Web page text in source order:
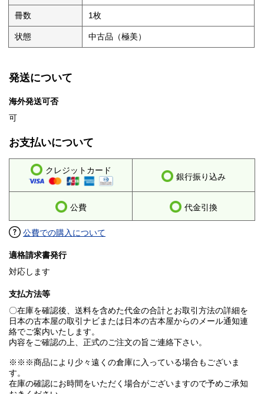
冊数 1枚
状態 中古品（極美）
発送について
海外発送可否
可
お支払いについて
クレジットカード
銀行振り込み
公費 代金引換
公費での購入について
適格請求書発行
対応します
支払方法等
〇在庫を確認後、送料を含めた代金の合計とお取引方法の詳細を
日本の古本屋の取引ナビまたは日本の古本屋からのメール通知連
絡でご案内いたします。
内容をご確認の上、正式のご注文の旨ご連絡下さい。
※※※商品により少々遠くの倉庫に入っている場合もございま
す。
在庫の確認にお時間をいただく場合がございますので予めご承知